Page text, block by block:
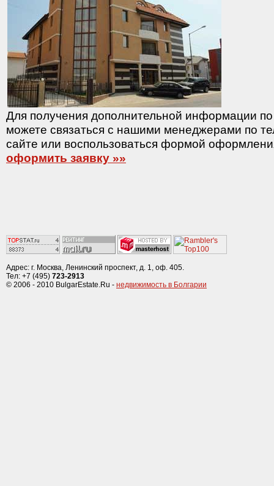
Для получения дополнительной информации
можете связаться с нашими менеджерами по
сайте или воспользоваться формой
оформить заявку »»
Адрес: г. Москва, Ленинский проспект, д. 1, оф. 405.
Тел: +7 (495) 723-2913
© 2006 - 2010 BulgarEstate.Ru - недвижимость в Болгарии